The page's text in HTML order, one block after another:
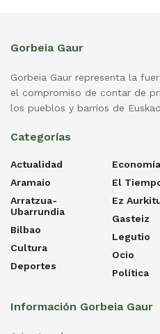
Gorbeia Gaur
Gorbeia Gaur representa la
el compromiso de contar de
los pueblos y barrios de
Categorías
Actualidad
Aramaio
Arratzua-
Ubarrundia
Bilbao
Cultura
Deportes
Economía
El
Ez
Gasteiz
Legutio
Ocio
Política
Información Gorbeia Gaur